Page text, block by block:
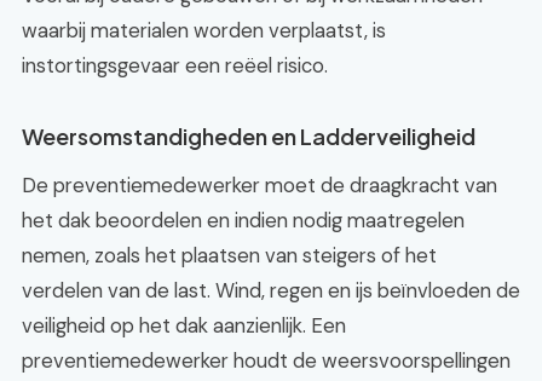
waarbij materialen worden verplaatst, is
instortingsgevaar een reëel risico.
Weersomstandigheden en Ladderveiligheid
De preventiemedewerker moet de draagkracht van
het dak beoordelen en indien nodig maatregelen
nemen, zoals het plaatsen van steigers of het
verdelen van de last. Wind, regen en ijs beïnvloeden de
veiligheid op het dak aanzienlijk. Een
preventiemedewerker houdt de weersvoorspellingen